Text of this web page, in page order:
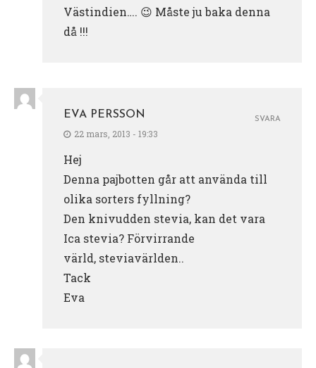
Västindien…. 😉 Måste ju baka denna
då !!!
EVA PERSSON
22 mars, 2013 - 19:33
Hej
Denna pajbotten går att använda till
olika sorters fyllning?
Den knivudden stevia, kan det vara
Ica stevia? Förvirrande
värld, steviavärlden..
Tack
Eva
SVARA